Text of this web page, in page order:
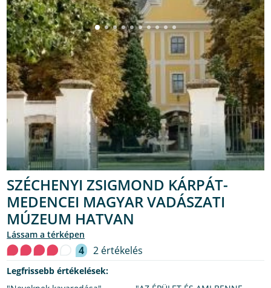
SZÉCHENYI ZSIGMOND KÁRPÁT-
MEDENCEI MAGYAR VADÁSZATI
MÚZEUM HATVAN
lássam a térképen
4 2 értékelés
Legfrissebb értékelések: